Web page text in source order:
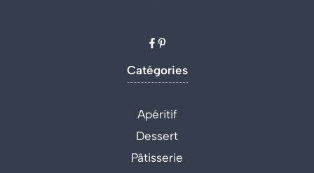
Catégories
Apéritif
Dessert
Pâtisserie